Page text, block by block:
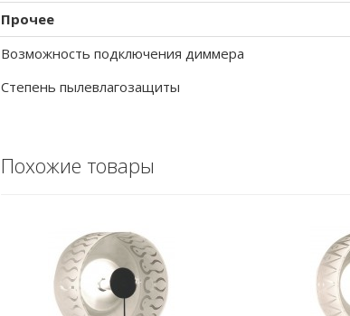
Прочее
Возможность подключения диммера
Степень пылевлагозащиты
Похожие товары